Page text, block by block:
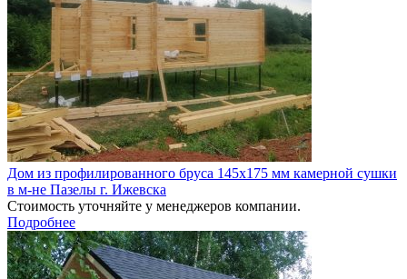
Дом из профилированного бруса 145х175 мм камерной сушки
в м-не Пазелы г. Ижевска
Стоимость уточняйте у менеджеров компании.
Подробнее